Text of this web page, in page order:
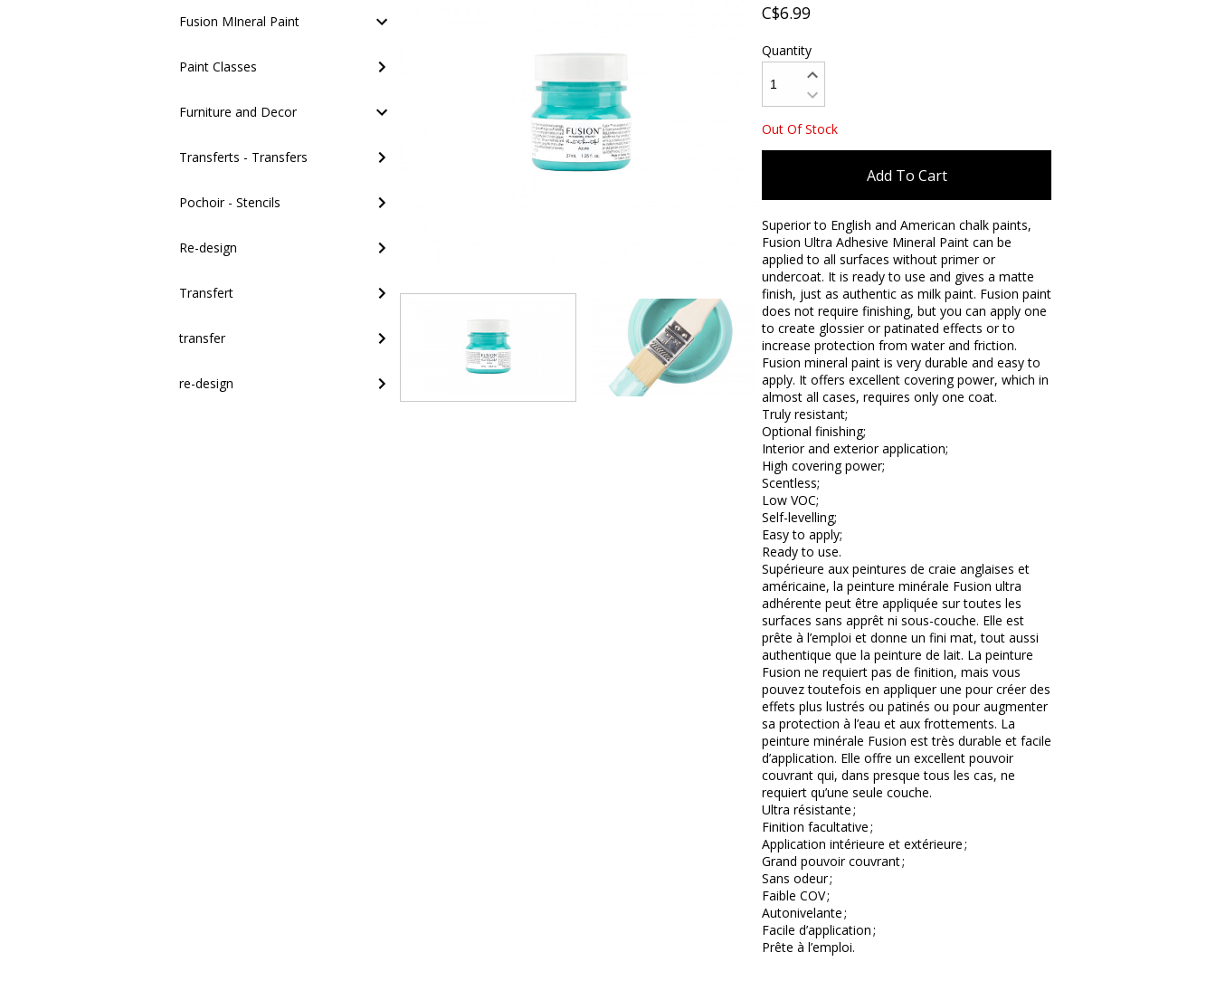
Fusion MIneral Paint
Paint Classes
Furniture and Decor
Transferts - Transfers
Pochoir - Stencils
Re-design
Transfert
transfer
re-design
C$6.99
Quantity
Out Of Stock
Add To Cart
Superior to English and American chalk paints,
Fusion Ultra Adhesive Mineral Paint can be
applied to all surfaces without primer or
undercoat. It is ready to use and gives a matte
finish, just as authentic as milk paint. Fusion paint
does not require finishing, but you can apply one
to create glossier or patinated effects or to
increase protection from water and friction.
Fusion mineral paint is very durable and easy to
apply. It offers excellent covering power, which in
almost all cases, requires only one coat.
Truly resistant;
Optional finishing;
Interior and exterior application;
High covering power;
Scentless;
Low VOC;
Self-levelling;
Easy to apply;
Ready to use.
Supérieure aux peintures de craie anglaises et
américaine, la peinture minérale Fusion ultra
adhérente peut être appliquée sur toutes les
surfaces sans apprêt ni sous-couche. Elle est
prête à l’emploi et donne un fini mat, tout aussi
authentique que la peinture de lait. La peinture
Fusion ne requiert pas de finition, mais vous
pouvez toutefois en appliquer une pour créer des
effets plus lustrés ou patinés ou pour augmenter
sa protection à l’eau et aux frottements. La
peinture minérale Fusion est très durable et facile
d’application. Elle offre un excellent pouvoir
couvrant qui, dans presque tous les cas, ne
requiert qu’une seule couche.
Ultra résistante ;
Finition facultative ;
Application intérieure et extérieure ;
Grand pouvoir couvrant ;
Sans odeur ;
Faible COV ;
Autonivelante ;
Facile d’application ;
Prête à l’emploi.